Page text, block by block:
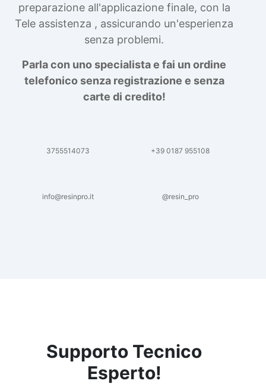
preparazione all'applicazione finale, con la
Tele assistenza , assicurando un'esperienza
senza problemi.
Parla con uno specialista e fai un ordine
telefonico senza registrazione e senza
carte di credito!
3755514073 +39 0187 955108
info@resinpro.it @resin_pro
Supporto Tecnico
Esperto!